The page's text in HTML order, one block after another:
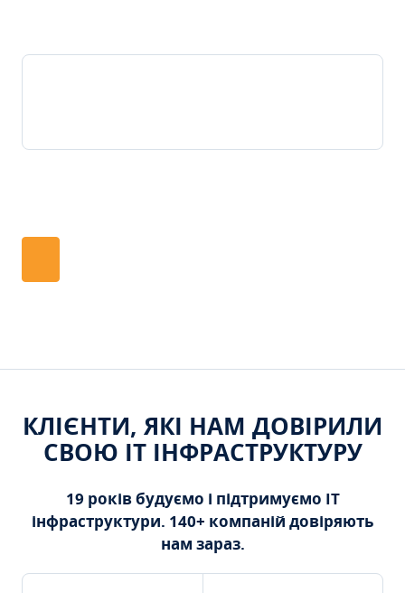
КЛІЄНТИ, ЯКІ НАМ ДОВІРИЛИ
СВОЮ ІТ ІНФРАСТРУКТУРУ
19 років будуємо і підтримуємо ІТ
інфраструктури. 140+ компаній довіряють
нам зараз.